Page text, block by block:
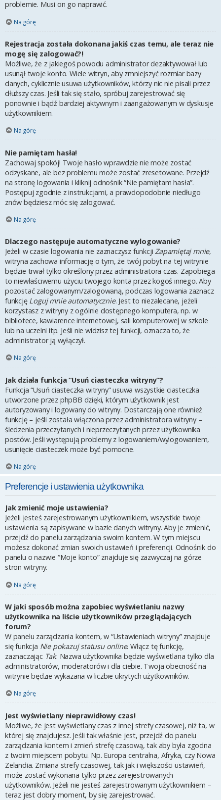
problemie. Musi on go naprawić.
Na górę
Rejestracja została dokonana jakiś czas temu, ale teraz nie
mogę się zalogować?!
Możliwe, że z jakiegoś powodu administrator dezaktywował lub
usunął twoje konto. Wiele witryn, aby zmniejszyć rozmiar bazy
danych, cyklicznie usuwa użytkowników, którzy nic nie pisali przez
dłuższy czas. Jeśli tak się stało, spróbuj zarejestrować się
ponownie i bądź bardziej aktywnym i zaangażowanym w dyskusje
użytkownikiem.
Na górę
Nie pamiętam hasła!
Zachowaj spokój! Twoje hasło wprawdzie nie może zostać
odzyskane, ale bez problemu może zostać zresetowane. Przejdź
na stronę logowania i kliknij odnośnik “Nie pamiętam hasła”.
Postępuj zgodnie z instrukcjami, a prawdopodobnie niedługo
znów będziesz móc się zalogować.
Na górę
Dlaczego następuje automatyczne wylogowanie?
Jeżeli w czasie logowania nie zaznaczysz funkcjiZapamiętaj mnie,
witryna zachowa informację o tym, że twój pobyt na tej witrynie
będzie trwał tylko określony przez administratora czas. Zapobiega
to niewłaściwemu użyciu twojego konta przez kogoś innego. Aby
pozostać zalogowanym/zalogowaną, podczas logowania zaznacz
funkcję Loguj mnie automatycznie. Jest to niezalecane, jeżeli
korzystasz z witryny z ogólnie dostępnego komputera, np. w
bibliotece, kawiarence internetowej, sali komputerowej w szkole
lub na uczelni itp. Jeśli nie widzisz tej funkcji, oznacza to, że
administrator ją wyłączył.
Na górę
Jak działa funkcja “Usuń ciasteczka witryny”?
Funkcja “Usuń ciasteczka witryny” usuwa wszystkie ciasteczka
utworzone przez phpBB dzięki, którym użytkownik jest
autoryzowany i logowany do witryny. Dostarczają one również
funkcję – jeśli została włączona przez administratora witryny –
śledzenia przeczytanych i nieprzeczytanych przez użytkownika
postów. Jeśli występują problemy z logowaniem/wylogowaniem,
usunięcie ciasteczek może być pomocne.
Na górę
Preferencje i ustawienia użytkownika
Jak zmienić moje ustawienia?
Jeżeli jesteś zarejestrowanym użytkownikiem, wszystkie twoje
ustawienia są zapisywane w bazie danych witryny. Aby je zmienić,
przejdź do panelu zarządzania swoim kontem. W tym miejscu
możesz dokonać zmian swoich ustawień i preferencji. Odnośnik do
panelu o nazwie “Moje konto” znajduje się zazwyczaj na górze
stron witryny.
Na górę
W jaki sposób można zapobiec wyświetlaniu nazwy
użytkownika na liście użytkowników przeglądających
forum?
W panelu zarządzania kontem, w “Ustawieniach witryny” znajduje
się funkcja Nie pokazuj statusu online. Włącz tę funkcję,
zaznaczając Tak. Nazwa użytkownika będzie wyświetlana tylko dla
administratorów, moderatorów i dla ciebie. Twoja obecność na
witrynie będzie wykazana w liczbie ukrytych użytkowników.
Na górę
Jest wyświetlany nieprawidłowy czas!
Możliwe, że jest wyświetlany czas z innej strefy czasowej, niż ta, w
której się znajdujesz. Jeśli tak właśnie jest, przejdź do panelu
zarządzania kontem i zmień strefę czasową, tak aby była zgodna
z twoim miejscem pobytu. Np. Europa centralna, Afryka, czy Nowa
Zelandia. Zmiana strefy czasowej, tak jak i większości ustawień,
może zostać wykonana tylko przez zarejestrowanych
użytkowników. Jeżeli nie jesteś zarejestrowanym użytkownikiem –
teraz jest dobry moment, by się zarejestrować.